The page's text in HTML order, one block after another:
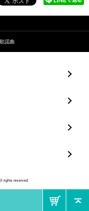
謡曲
rights reserved.